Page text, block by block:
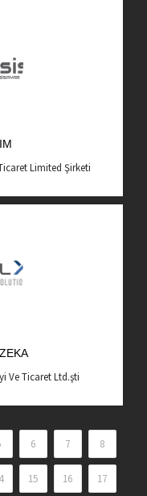
Limited Şirketi
Ve Ticaret Ltd.şti
6 7 8
15 16 17